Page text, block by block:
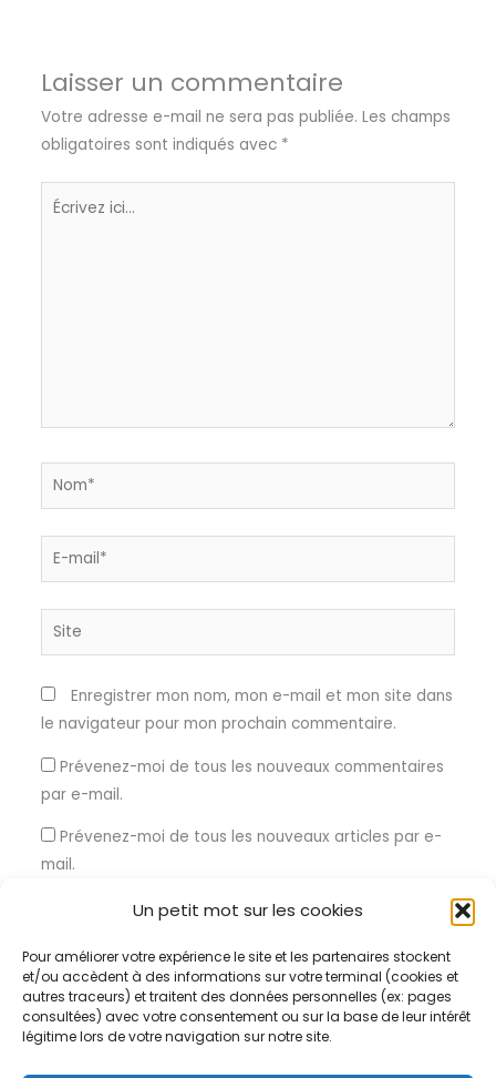
Un petit mot sur les cookies
Pour améliorer votre expérience le site et les partenaires stockent
et/ou accèdent à des informations sur votre terminal (cookies et
autres traceurs) et traitent des données personnelles (ex: pages
consultées) avec votre consentement ou sur la base de leur intérêt
légitime lors de votre navigation sur notre site.
Laisser un commentaire
Votre adresse e-mail ne sera pas publiée. Les champs
obligatoires sont indiqués avec *
Écrivez
Nom*
E-
Site
Enregistrer mon nom, mon e-mail et mon site dans
le navigateur pour mon prochain commentaire.
Prévenez-moi de tous les nouveaux commentaires
par e-mail.
Prévenez-moi de tous les nouveaux articles par e-
mail.
Ce site utilise Akismet pour réduire les indésirables.En savoir
plus sur la façon dont les données de vos commentaires sont
traitées.